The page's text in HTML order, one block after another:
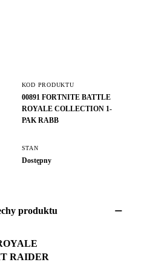
KOD PRODUKTU
00891 FORTNITE BATTLE
ROYALE COLLECTION 1-
PAK RABB
STAN
Dostępny
produktu
RAIDER